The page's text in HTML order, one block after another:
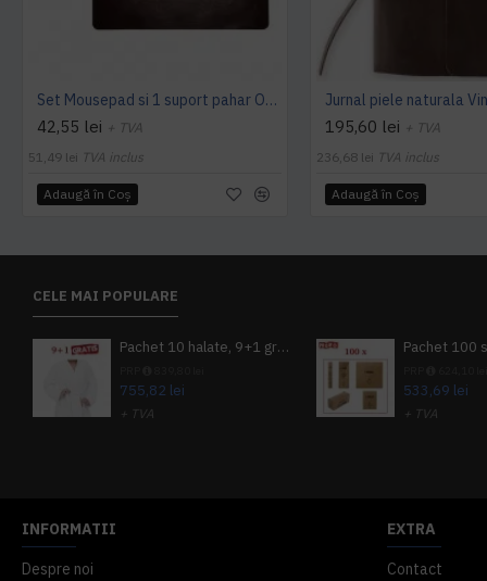
Set Mousepad si 1 suport pahar Office L, din piele, cu doua fete, pentru protectie birou, UNIKA, maro
42,55 lei + TVA
51,49 lei TVA inclus
Adaugă în Coş
195,60 lei + TVA
236,68 lei TVA inclus
Adaugă în Coş
CELE MAI POPULARE
Pachet 10 halate, 9+1 gratuit
755,82 lei
+ TVA
533,69 lei
+ TVA
INFORMATII
Despre noi
EXTRA
Contact